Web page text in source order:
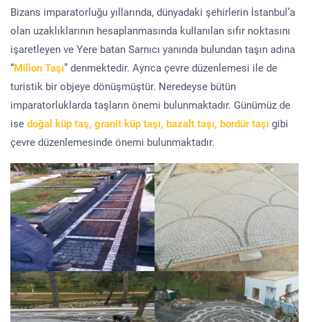
Bizans imparatorluğu yıllarında, dünyadaki şehirlerin İstanbul’a
olan uzaklıklarının hesaplanmasında kullanılan sıfır noktasını
işaretleyen ve Yere batan Sarnıcı yanında bulundan taşın adına
“Milion Taşı” denmektedir. Ayrıca çevre düzenlemesi ile de
turistik bir objeye dönüşmüştür. Neredeyse bütün
imparatorluklarda taşların önemi bulunmaktadır. Günümüz de
ise doğal küp taş, granit küp taşı, bazalt taşı, bordür taşı gibi
çevre düzenlemesinde önemi bulunmaktadır.